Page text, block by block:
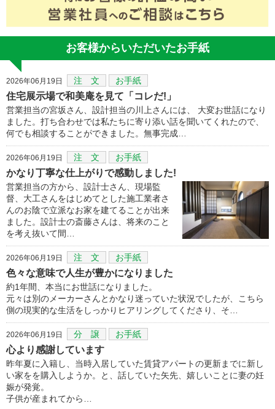
お客様からいただいたお手紙
2026年06月19日 注 文 お手紙
住宅展示場で和美庵を見て「コレだ!」
営業担当の宮坂さん、設計担当の川上さんには、 大変お世話になり
ました。打ち合わせでは私たちに寄り添い話を聞いてくれたので、
何でも相談することができました。無事完成…
2026年06月19日 注 文 お手紙
かなり丁寧な仕上がりで感動しました!
営業担当の方から、設計士さん、現場監
督、大工さんをはじめてとした施工業者さ
んのお陰で立派なお家を建てることが出来
ました。設計士の斎藤さんは、将来のこと
を考え抜いて間…
2026年06月19日 注 文 お手紙
色々な意味で人生が豊かになりました
約1年間、本当にお世話になりました。
元々は別のメーカーさんとかなり迷っていた状況でしたが、こちら
側の現実的な生活をしっかりヒアリングしてくださり、そ…
2026年06月19日 分 譲 お手紙
心より感謝しています
昨年夏に入籍し、当時入居していた賃貸アパートの更新までに新し
い家をを購入しようか。と、話していた矢先、嬉しいことに妻の妊
娠が発覚。
子供が産まれてから…